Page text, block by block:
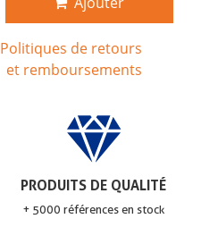
Politiques de retours
et remboursements
PRODUITS DE QUALITÉ
+ 5000 références en stock